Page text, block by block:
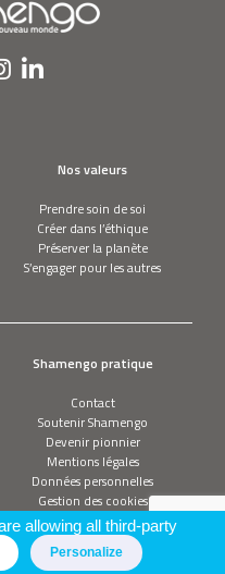
Nos valeurs
Prendre soin de soi
Créer dans l’éthique
Préserver la planète
S’engager pour les autres
Shamengo pratique
Contact
Soutenir Shamengo
Devenir pionnier
Mentions légales
Données personnelles
Gestion des cookies
allowing all third-party
Personalize